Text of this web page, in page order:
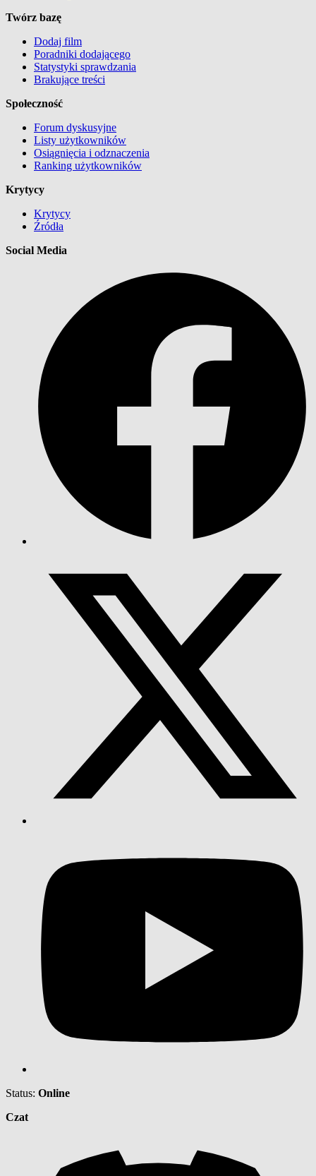
Twórz bazę
Dodaj film
Poradniki dodającego
Statystyki sprawdzania
Brakujące treści
Społeczność
Forum dyskusyjne
Listy użytkowników
Osiągnięcia i odznaczenia
Ranking użytkowników
Krytycy
Krytycy
Źródła
Social Media
Status: Online
Czat